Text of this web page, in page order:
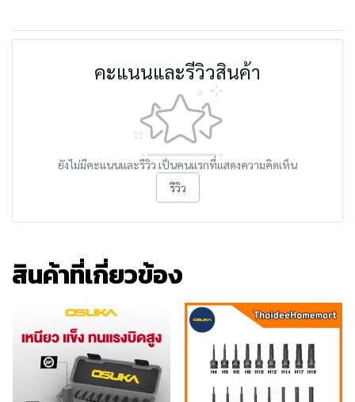
คะแนนและรีวิวสินค้า
ยังไม่มีคะแนนและรีวิว เป็นคนแรกที่แสดงความคิดเห็น
รีวิว
สินค้าที่เกี่ยวข้อง